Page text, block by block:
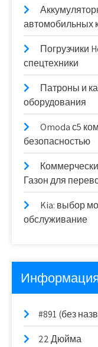
автомобильных
Погрузчики
спецтехники
Патроны и
оборудования
Omoda с5
безопасностью
Газон для
Kia: выбор
обслуживание
Информация
#891 (без
22 Дюйма